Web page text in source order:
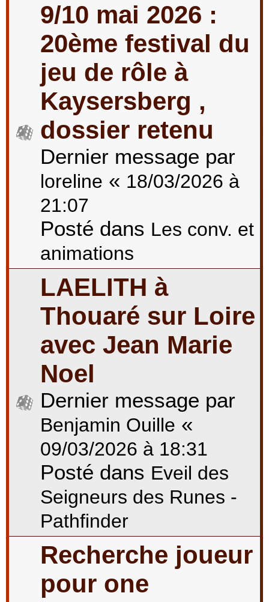
9/10 mai 2026 :
20ème festival du
jeu de rôle à
Kaysersberg ,
dossier retenu
Dernier message par
loreline « 18/03/2026 à
21:07
Posté dans Les conv. et
animations
LAELITH à
Thouaré sur Loire
avec Jean Marie
Noel
Dernier message par
Benjamin Ouille «
09/03/2026 à 18:31
Posté dans Eveil des
Seigneurs des Runes -
Pathfinder
Recherche joueur
pour one